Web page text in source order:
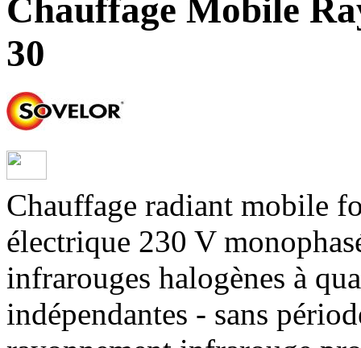
Chauffage Mobile
30
Chauffage radiant mobile
électrique 230 V
infrarouges halogènes à
indépendantes - sans